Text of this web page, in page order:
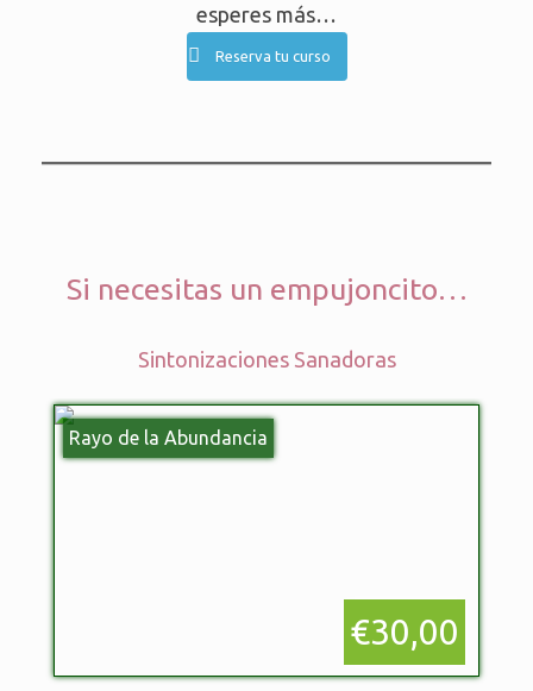
esperes más…
Reserva tu curso
Si necesitas un empujoncito…
Sintonizaciones Sanadoras
Rayo de la Abundancia
€30,00